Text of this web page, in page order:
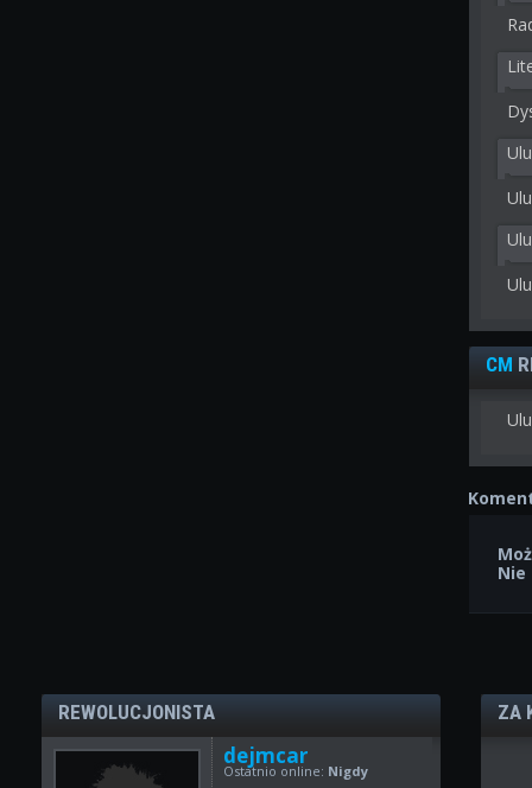
CM
REWOLUCJONISTA
dejmcar
Ostatnio online: Nigdy
ZA